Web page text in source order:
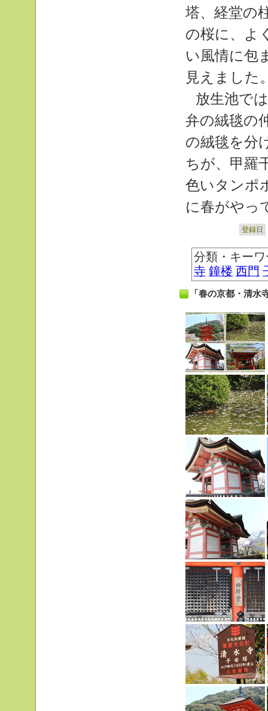
塔、経堂の
の桜に、よ
い風情に包
見えました
放生池で
弁の絨毯の
の絨毯を分
ちが、甲羅
色いタンポ
に春がやっ
登録日
分類・キー
寺 鐘楼 西門
「春の京都・清